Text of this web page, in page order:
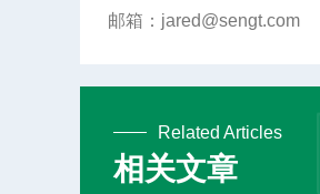
邮箱：jared@sengt.com
Related Articles
相关文章